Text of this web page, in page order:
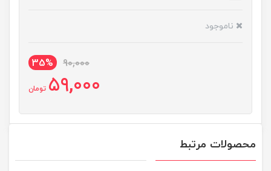
ناموجود
90,000
35%
59,000 تومان
محصولات مرتبط